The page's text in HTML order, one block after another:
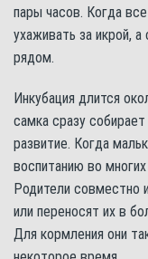
пары часов. Когда
ухаживать за икрой,
рядом.
Инкубация длится
самка сразу
развитие. Когда
воспитанию во
Родители совместно
или переносят их в
Для кормления они